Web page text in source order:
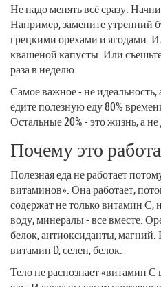
Не надо менять всё сразу.
Например, замените утренний
грецкими орехами и ягодами.
квашеной капусты. Или
раза в неделю.
Самое важное - не
едите полезную еду 80%
Остальные 20% - это жизнь, а не
Почему это
Полезная еда не работает
витаминов». Она работает,
содержат не только витамин С,
воду, минералы - все вместе.
белок, антиоксиданты, магний.
витамин D, селен, белок.
Тело не распознает «витамин С